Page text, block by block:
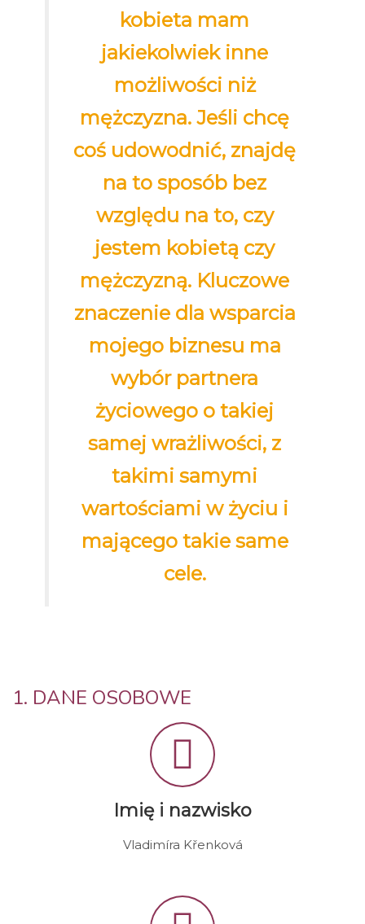
kobieta mam
jakiekolwiek inne
możliwości niż
mężczyzna. Jeśli chcę
coś udowodnić, znajdę
na to sposób bez
względu na to, czy
jestem kobietą czy
mężczyzną. Kluczowe
znaczenie dla wsparcia
mojego biznesu ma
wybór partnera
życiowego o takiej
samej wrażliwości, z
takimi samymi
wartościami w życiu i
mającego takie same
cele.
1. DANE OSOBOWE
Imię i nazwisko
Vladimíra Křenková